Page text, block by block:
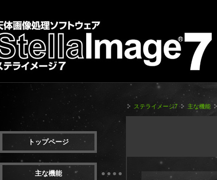
トップページ
主な機能
ステライメージ7 主な機能